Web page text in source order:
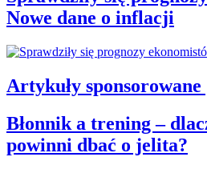
Nowe dane o inflacji
Artykuły sponsorowane
Błonnik a trening –
powinni dbać o jelita?